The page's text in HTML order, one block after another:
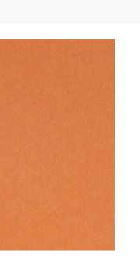
Editions
Sarah